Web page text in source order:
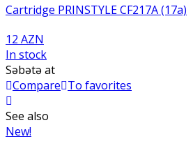
Cartridge PRINSTYLE CF217A (17a)
12 AZN
In stock
Səbətə at
Compare To favorites
See also
New!